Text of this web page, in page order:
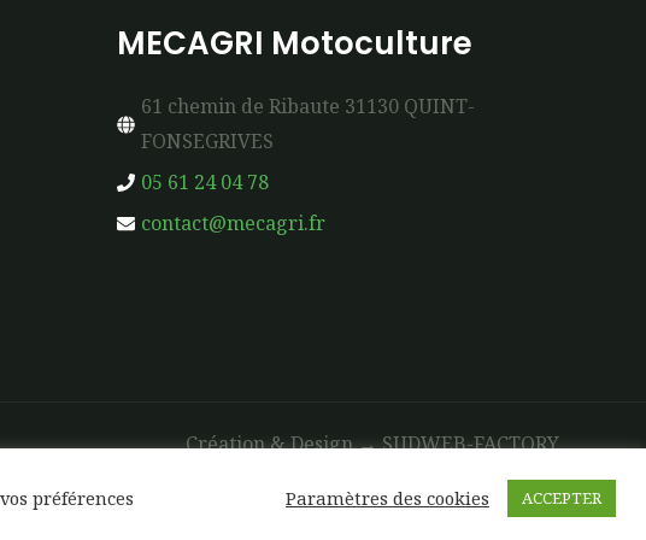
MECAGRI Motoculture
61 chemin de Ribaute 31130 QUINT-
FONSEGRIVES
05 61 24 04 78
contact@mecagri.fr
Création & Design →SUDWEB-FACTORY
préférences
Paramètres des cookies ACCEPTER